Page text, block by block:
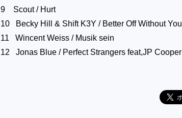
9 Scout / Hurt
10 Becky Hill & Shift K3Y / Better Off Without You
11 Wincent Weiss / Musik sein
12 Jonas Blue / Perfect Strangers feat,JP Cooper